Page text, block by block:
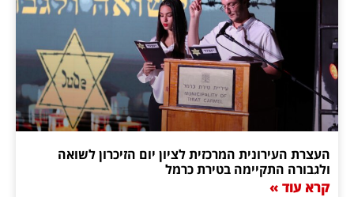
העצרת העירונית המרכזית לציון יום הזיכרון לשואה
ולגבורה התקיימה בטירת כרמל
קרא עוד »